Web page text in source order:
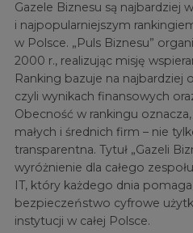
Gazele Biznesu są najbardziej
i najpopularniejszym
w Polsce. „Puls Biznesu”
2000 r., realizując misję
Ranking bazuje na najbardziej
czyli wynikach finansowych
Obecność w rankingu
małych i średnich firm – nie
transparentna. Tytuł „Gazeli
wyróżnienie dla całego
IT, który każdego dnia
bezpieczeństwo cyfrowe
instytucji w całej Polsce.